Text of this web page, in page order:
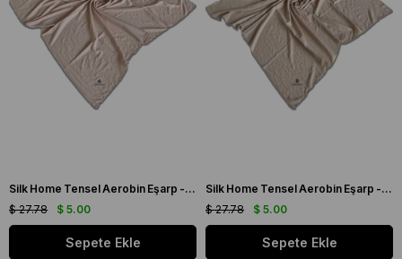
Silk Home Tensel Aerobin Eşarp - 77001 - 00 Vizon
$ 5.00
$ 27.78
Sepete Ekle
Silk Home Tensel Aerobin Eşarp - 77001 - 00 Koyu Vizon
$ 5.00
$ 27.78
Sepete Ekle